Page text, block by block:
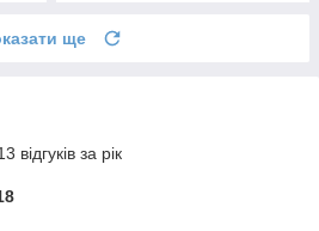
ще
відгуків за рік